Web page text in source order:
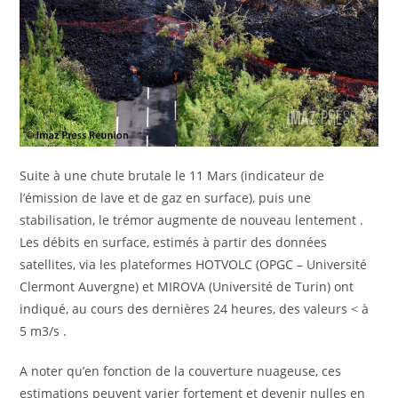
Suite à une chute brutale le 11 Mars (indicateur de
l’émission de lave et de gaz en surface), puis une
stabilisation, le trémor augmente de nouveau lentement .
Les débits en surface, estimés à partir des données
satellites, via les plateformes HOTVOLC (OPGC – Université
Clermont Auvergne) et MIROVA (Université de Turin) ont
indiqué, au cours des dernières 24 heures, des valeurs < à
5 m3/s .
A noter qu’en fonction de la couverture nuageuse, ces
estimations peuvent varier fortement et devenir nulles en